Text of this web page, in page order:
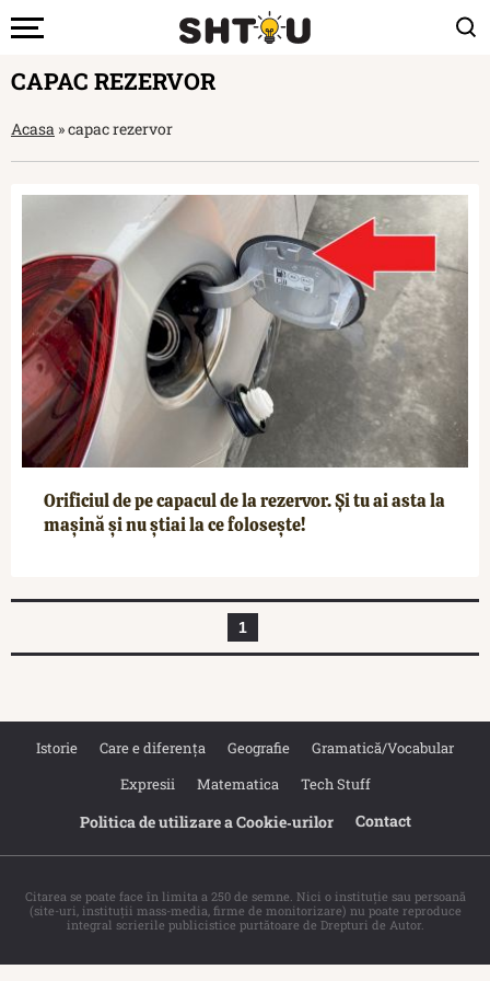
CAPAC REZERVOR
Acasa »capac rezervor
Orificiul de pe capacul de la rezervor. Și tu ai asta la
mașină și nu știai la ce folosește!
1
Istorie Care e diferența Geografie
Gramatică/Vocabular
Expresii
Matematica Tech Stuff
Politica de utilizare a Cookie‐urilor Contact
Citarea se poate face în limita a 250 de semne. Nici o instituţie sau persoană
(site-uri, instituţii mass-media, firme de monitorizare) nu poate reproduce
integral scrierile publicistice purtătoare de Drepturi de Autor.